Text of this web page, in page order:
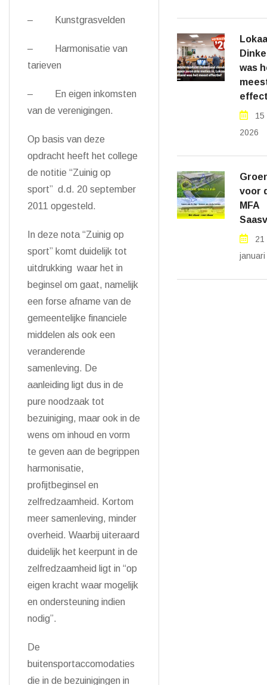
– Kunstgrasvelden
– Harmonisatie van
tarieven
– En eigen inkomsten
van de verenigingen.
Op basis van deze
opdracht heeft het college
de notitie “Zuinig op
sport” d.d. 20 september
2011 opgesteld.
In deze nota “Zuinig op
sport” komt duidelijk tot
uitdrukking waar het in
beginsel om gaat, namelijk
een forse afname van de
gemeentelijke financiele
middelen als ook een
veranderende
samenleving. De
aanleiding ligt dus in de
pure noodzaak tot
bezuiniging, maar ook in de
wens om inhoud en vorm
te geven aan de begrippen
harmonisatie,
profijtbeginsel en
zelfredzaamheid. Kortom
meer samenleving, minder
overheid. Waarbij uiteraard
duidelijk het keerpunt in de
zelfredzaamheid ligt in “op
eigen kracht waar mogelijk
en ondersteuning indien
nodig”.
De
buitensportaccomodaties
die in de bezuinigingen in
was
15
2026
voor
MFA
21